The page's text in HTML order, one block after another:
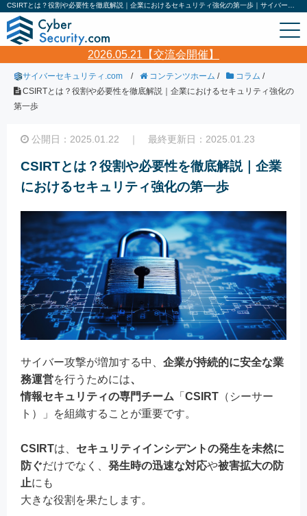
2026.05.21【交流会開催】
サイバーセキュリティ.com / コンテンツホーム / コラム /
CSIRTとは？役割や必要性を徹底解説｜企業におけるセキュリティ強化の
第一歩
公開日：2025.01.22 ｜ 最終更新日：2025.01.23
CSIRTとは？役割や必要性を徹底解説｜企業
におけるセキュリティ強化の第一歩
サイバー攻撃が増加する中、 企業が持続的に安全な業
務運営を行うためには、
情報セキュリティの専門チーム 「 CSIRT （シーサー
ト）」を組織することが重要です。
CSIRTは、 セキュリティインシデントの発生を未然に
防ぐだけでなく、 発生時の迅速な対応や被害拡大の防
止にも
大きな役割を果たします。